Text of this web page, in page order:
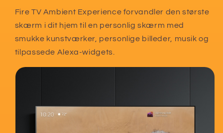
Fire TV Ambient Experience forvandler den største
skærm i dit hjem til en personlig skærm med
smukke kunstværker, personlige billeder, musik og
tilpassede Alexa-widgets.